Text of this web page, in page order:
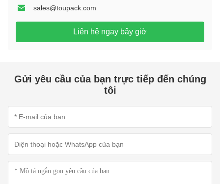
sales@toupack.com
Liên hệ ngay bây giờ
Gửi yêu cầu của bạn trực tiếp đến chúng
tôi